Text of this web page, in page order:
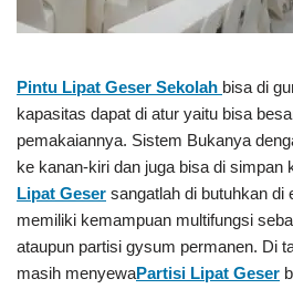
Pintu Lipat Geser Sekolah bisa di
kapasitas dapat di atur yaitu bisa
pemakaiannya. Sistem Bukanya
ke kanan-kiri dan juga bisa di simpan
Lipat Geser sangatlah di butuhkan di
memiliki kemampuan multifungsi
ataupun partisi gysum permanen. Di
masih menyewaPartisi Lipat Geser